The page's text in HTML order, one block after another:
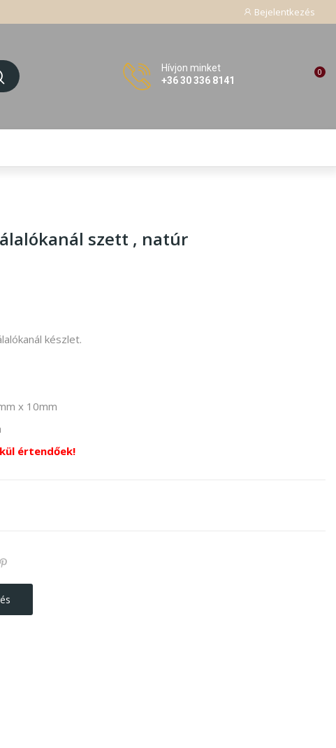
Bejelentkezés
Hívjon minket
+36 30 336 8141
0
szett , natúr
készlet.
x 10mm
értendőek!